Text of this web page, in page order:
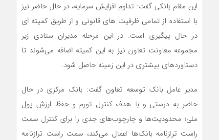
این مقام بانکی گفت: تداوم افزایش سرمایه، در حال حاضر نیز
با استفاده از تمامی ظرفیت های قانونی و از طریق کمیته ای
در حال پیگیری است. در این مرحله مدیران ستادی زیر
مجموعه معاونت تعاون نیز به این کمیته اضافه می‌شوند تا
دستاوردهای بیشتری در این زمینه حاصل شود.
مدیر عامل بانک توسعه تعاون گفت: بانک مرکزی در حال
حاضر به درستی و با هدف کنترل تورم و حفظ ارزش پول
ملی؛ محدودیت‌ها و چارچوب‌های جدی را برای کنترل سمت
راست ترازنامه بانک‌ها اعمال می‌کند، سمت راست ترازنامه